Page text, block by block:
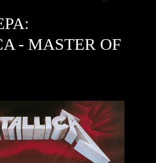
- MASTER OF